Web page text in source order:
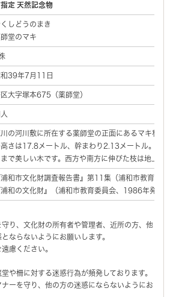
定 天然記念物
しどうのまき
堂のマキ
和39年7月11日
大字塚本675（薬師堂）
の河川敷に所在する薬師堂の正面にあるマキ科の
高さは17.8メートル、幹まわり2.13メートル。樹勢
まで美しい木です。西方や南方に伸びた枝は地上近
浦和市文化財調査報告書』第11集（浦和市教育委
浦和の文化財』（浦和市教育委員会、1986年発行）
り、文化財の所有者や管理者、近所の方、他
ならないようにお願いします。
慮ください。
や柵に対する迷惑行為が頻発しております。
ーを守り、他の方の迷惑にならないようにお